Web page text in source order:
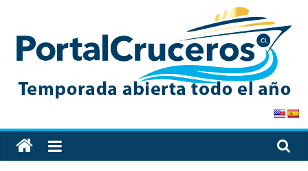
content
PortalCruceros
Toda
la